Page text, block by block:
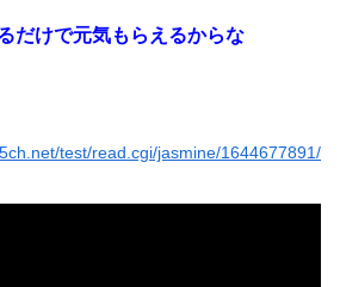
だけで元気もらえるからな
test/read.cgi/jasmine/1644677891/